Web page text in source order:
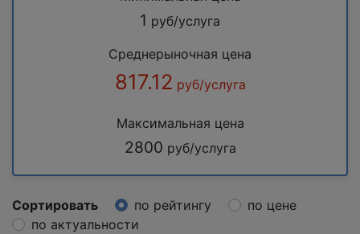
1 руб/услуга
Среднерыночная цена
817.12 руб/услуга
Максимальная цена
2800 руб/услуга
Сортировать по рейтингу
по цене
по актуальности